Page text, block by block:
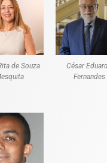
de Souza
César
Fernandes